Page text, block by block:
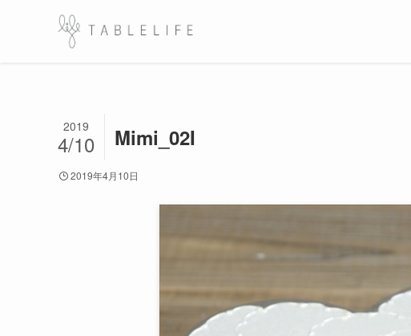
Mimi_02I
2019
4/10
2019年4月10日